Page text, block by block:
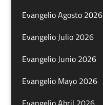
Evangelio Agosto 2026
Evangelio Julio 2026
Evangelio Junio 2026
Evangelio Mayo 2026